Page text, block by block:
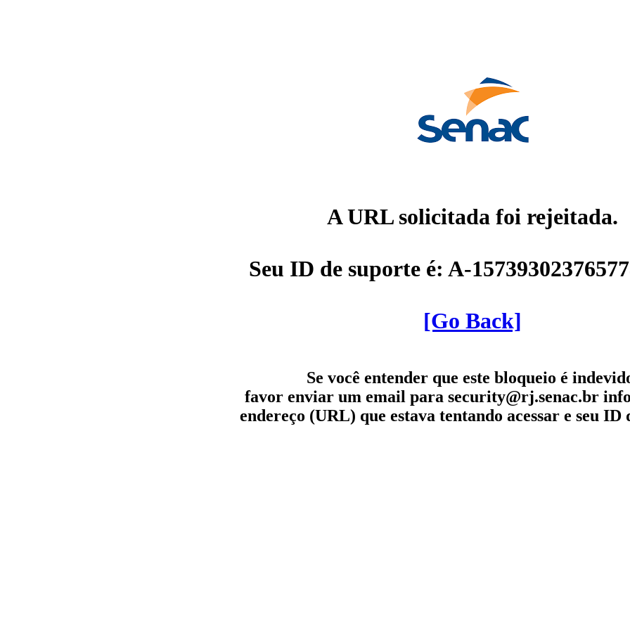
A URL solicitada foi rejeitada.
Seu ID de suporte é: A-
[Go Back]
Se você entender que este bloqueio é
favor enviar um email para security@rj.senac.br
endereço (URL) que estava tentando acessar e seu ID